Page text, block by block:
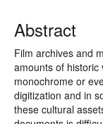
Abstract
Film archives and
amounts of historic
monochrome or
digitization and in
these cultural